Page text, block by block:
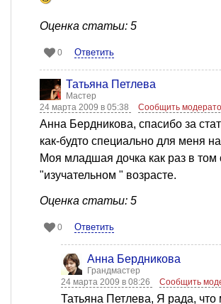
Оценка статьи: 5
0 Ответить
Татьяна Петлева
Мастер
24 марта 2009 в 05:38
Сообщить
Анна Бердникова, спасибо за
как-будто специально для меня
Моя младшая дочка как раз в том
"изучательном " возрасте.
Оценка статьи: 5
0 Ответить
Анна Бердникова
Грандмастер
24 марта 2009 в 08:26
Сообщить
Татьяна Петлева, Я рада, что